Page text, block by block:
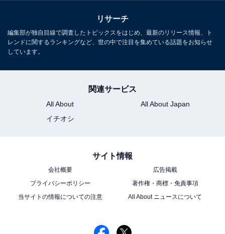
リサーチ
編集部が独自目線で調査したトピックスをはじめ、最新のリリース情報、ト
レンドに関するランキングなど、世の中で注目を集めている話題をお知らせ
しています。
関連サービス
All About
All About Japan
イチオシ
サイト情報
会社概要
広告掲載
プライバシーポリシー
著作権・商標・免責事項
当サイトの情報についての注意
All About ニュースについて